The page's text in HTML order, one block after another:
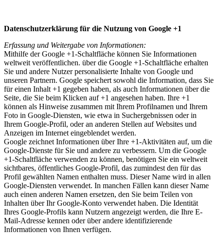
Datenschutzerklärung für die Nutzung von Google +1
Erfassung und Weitergabe von Informationen:
Mithilfe der Google +1-Schaltfläche können Sie Informationen
weltweit veröffentlichen. über die Google +1-Schaltfläche erhalten
Sie und andere Nutzer personalisierte Inhalte von Google und
unseren Partnern. Google speichert sowohl die Information, dass Sie
für einen Inhalt +1 gegeben haben, als auch Informationen über die
Seite, die Sie beim Klicken auf +1 angesehen haben. Ihre +1
können als Hinweise zusammen mit Ihrem Profilnamen und Ihrem
Foto in Google-Diensten, wie etwa in Suchergebnissen oder in
Ihrem Google-Profil, oder an anderen Stellen auf Websites und
Anzeigen im Internet eingeblendet werden.
Google zeichnet Informationen über Ihre +1-Aktivitäten auf, um die
Google-Dienste für Sie und andere zu verbessern. Um die Google
+1-Schaltfläche verwenden zu können, benötigen Sie ein weltweit
sichtbares, öffentliches Google-Profil, das zumindest den für das
Profil gewählten Namen enthalten muss. Dieser Name wird in allen
Google-Diensten verwendet. In manchen Fällen kann dieser Name
auch einen anderen Namen ersetzen, den Sie beim Teilen von
Inhalten über Ihr Google-Konto verwendet haben. Die Identität
Ihres Google-Profils kann Nutzern angezeigt werden, die Ihre E-
Mail-Adresse kennen oder über andere identifizierende
Informationen von Ihnen verfügen.